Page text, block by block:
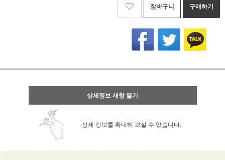
장바구니 구매하기
상세정보 새창 열기
상세 정보를 확대해 보실 수 있습니다.